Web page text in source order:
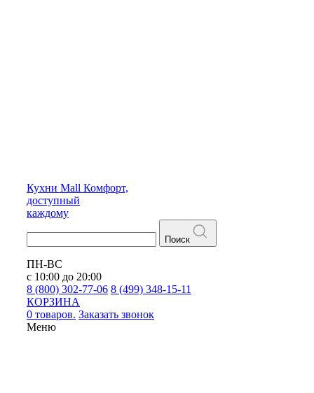
Кухни Mall Комфорт,
доступный
каждому
Поиск
ПН-ВС
с 10:00 до 20:00
8 (800) 302-77-06 8 (499) 348-15-11
КОРЗИНА
0 товаров. Заказать звонок
Меню